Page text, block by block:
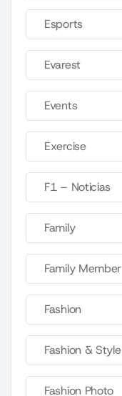
Esports
Evarest
Events
Exercise
F1 – Noticias
Family
Family Member
Fashion
Fashion & Style
Fashion Photo